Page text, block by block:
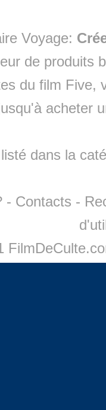
Voyage:
de produits
du film Five,
acheter
dans la
- Contacts -